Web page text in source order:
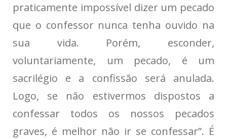
praticamente impossível dizer um pecado
que o confessor nunca tenha ouvido na
sua vida. Porém, esconder,
voluntariamente, um pecado, é um
sacrilégio e a confissão será anulada.
Logo, se não estivermos dispostos a
confessar todos os nossos pecados
graves, é melhor não ir se confessar”. É